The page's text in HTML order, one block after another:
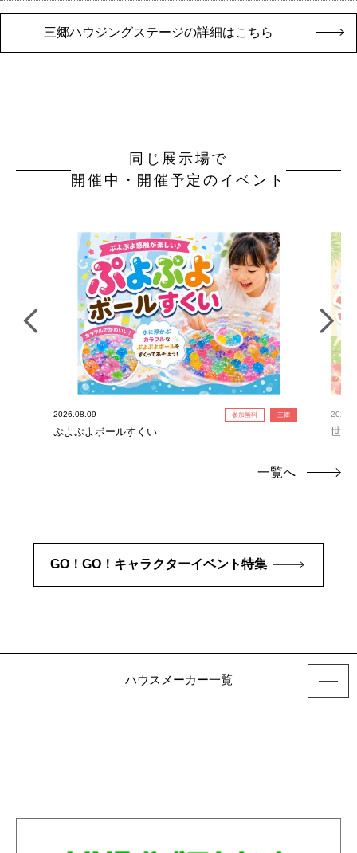
三郷ハウジングステージの詳細はこちら
同じ展示場で
開催中・開催予定のイベント
2026.08.09 参加無料 三郷
ぷよぷよボールすくい 世界
一覧へ
GO！GO！キャラクターイベント特集
ハウスメーカー一覧